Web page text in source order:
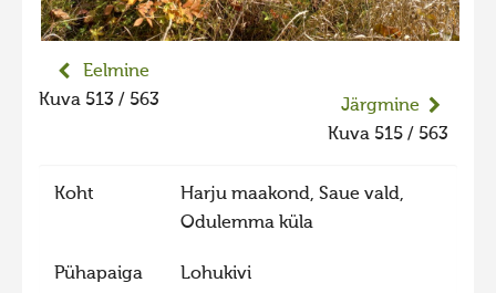
Hiite kuvavõistlus 2024
Liikuvad kuvad 2024
Liikuvad kuvad 2023
Hiite kuvavõistlus 2022 lisa
Eelmine
Kuva 513 / 563
Järgmine
Kuva 515 / 563
Koht
Harju maakond, Saue vald,
Odulemma küla
Pühapaiga
Lohukivi